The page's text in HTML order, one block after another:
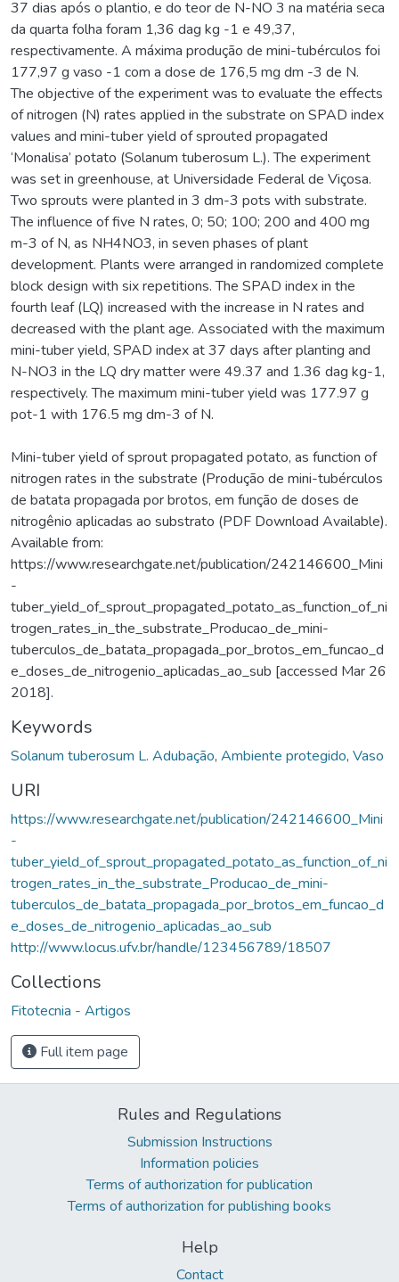
37 dias após o plantio, e do teor de N-NO 3 na matéria seca
da quarta folha foram 1,36 dag kg -1 e 49,37,
respectivamente. A máxima produção de mini-tubérculos foi
177,97 g vaso -1 com a dose de 176,5 mg dm -3 de N.
The objective of the experiment was to evaluate the effects
of nitrogen (N) rates applied in the substrate on SPAD index
values and mini-tuber yield of sprouted propagated
‘Monalisa’ potato (Solanum tuberosum L.). The experiment
was set in greenhouse, at Universidade Federal de Viçosa.
Two sprouts were planted in 3 dm-3 pots with substrate.
The influence of five N rates, 0; 50; 100; 200 and 400 mg
m-3 of N, as NH4NO3, in seven phases of plant
development. Plants were arranged in randomized complete
block design with six repetitions. The SPAD index in the
fourth leaf (LQ) increased with the increase in N rates and
decreased with the plant age. Associated with the maximum
mini-tuber yield, SPAD index at 37 days after planting and
N-NO3 in the LQ dry matter were 49.37 and 1.36 dag kg-1,
respectively. The maximum mini-tuber yield was 177.97 g
pot-1 with 176.5 mg dm-3 of N.
Mini-tuber yield of sprout propagated potato, as function of
nitrogen rates in the substrate (Produção de mini-tubérculos
de batata propagada por brotos, em função de doses de
nitrogênio aplicadas ao substrato (PDF Download Available).
Available from:
https://www.researchgate.net/publication/242146600_Mini
-
tuber_yield_of_sprout_propagated_potato_as_function_of_ni
trogen_rates_in_the_substrate_Producao_de_mini-
tuberculos_de_batata_propagada_por_brotos_em_funcao_d
e_doses_de_nitrogenio_aplicadas_ao_sub [accessed Mar 26
2018].
Keywords
Solanum tuberosum L. Adubação, Ambiente protegido, Vaso
URI
https://www.researchgate.net/publication/242146600_Mini
-
tuber_yield_of_sprout_propagated_potato_as_function_of_ni
trogen_rates_in_the_substrate_Producao_de_mini-
tuberculos_de_batata_propagada_por_brotos_em_funcao_d
e_doses_de_nitrogenio_aplicadas_ao_sub
http://www.locus.ufv.br/handle/123456789/18507
Collections
Fitotecnia - Artigos
Full item page
Rules and Regulations
Submission Instructions
Information policies
Terms of authorization for publication
Terms of authorization for publishing books
Help
Contact